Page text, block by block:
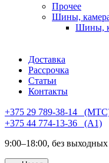
Прочее
Шины,
Шины,
Доставка
Рассрочка
Статьи
Контакты
+375 29 789-38-
+375 44 774-13-36⠀(А1)
9:00–18:00, без выходных